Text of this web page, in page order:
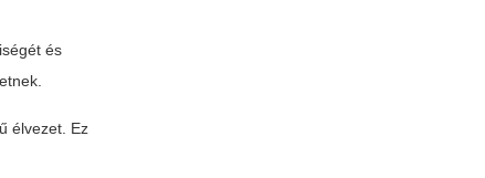
és
élvezet. Ez